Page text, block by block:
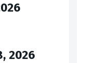
2026